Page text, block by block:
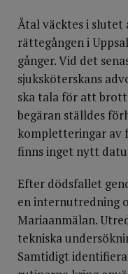
annat än böter. Men
plastikkirurg till två
samband med att en
Åtal väcktes i slutet
rättegången i
gånger. Vid det
sjuksköterskans
ska tala för att brott
begäran ställdes
kompletteringar av
finns inget nytt
Efter dödsfallet
en internutredning
Mariaanmälan.
tekniska
Samtidigt